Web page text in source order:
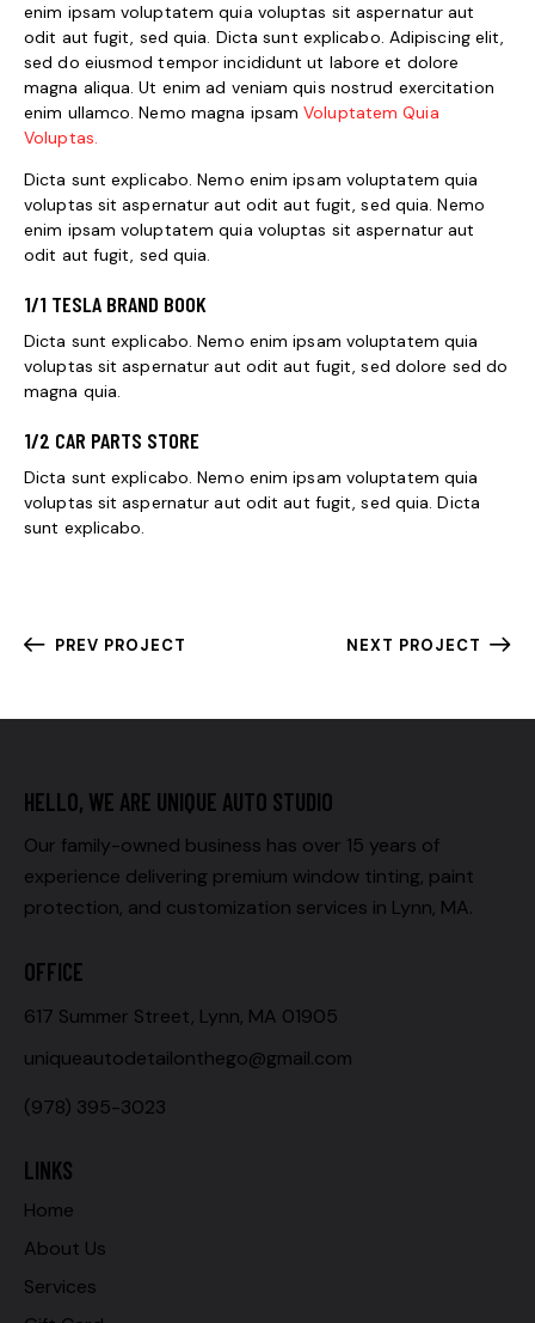
enim ipsam voluptatem quia voluptas sit aspernatur aut
odit aut fugit, sed quia. Dicta sunt explicabo. Adipiscing elit,
sed do eiusmod tempor incididunt ut labore et dolore
magna aliqua. Ut enim ad veniam quis nostrud exercitation
enim ullamco. Nemo magna ipsamVoluptatem Quia
Voluptas.
Dicta sunt explicabo. Nemo enim ipsam voluptatem quia
voluptas sit aspernatur aut odit aut fugit, sed quia. Nemo
enim ipsam voluptatem quia voluptas sit aspernatur aut
odit aut fugit, sed quia.
1/1 TESLA BRAND BOOK
Dicta sunt explicabo. Nemo enim ipsam voluptatem quia
voluptas sit aspernatur aut odit aut fugit, sed dolore sed do
magna quia.
1/2 CAR PARTS STORE
Dicta sunt explicabo. Nemo enim ipsam voluptatem quia
voluptas sit aspernatur aut odit aut fugit, sed quia. Dicta
sunt explicabo.
PREV PROJECT NEXT PROJECT
HELLO, WE ARE UNIQUE AUTO STUDIO
Our family-owned business has over 15 years of
experience delivering premium window tinting, paint
protection, and customization services in Lynn, MA.
OFFICE
617 Summer Street, Lynn, MA 01905
uniqueautodetailonthego@gmail.com
(978) 395-3023
LINKS
Home
About Us
Services